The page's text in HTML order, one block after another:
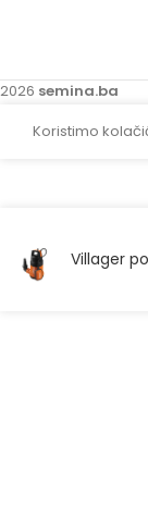
2026 semina.ba
Koristimo
Villager